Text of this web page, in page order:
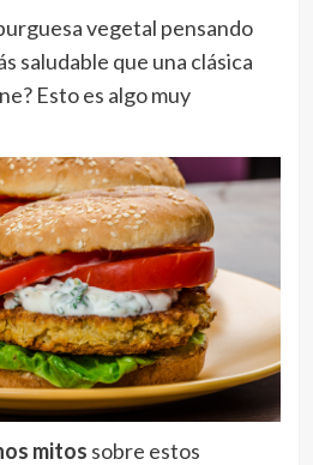
vegetal pensando
saludable que una clásica
Esto es algo muy
mitos sobre estos